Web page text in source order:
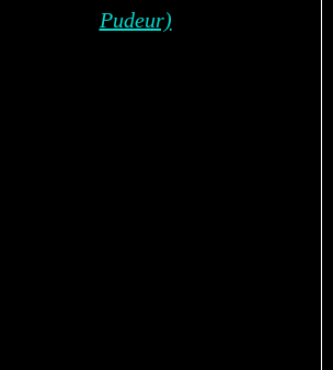
Pudeur)